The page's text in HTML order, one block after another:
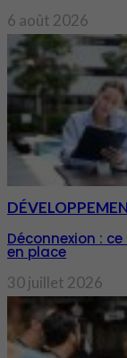
6 août 2026
Déconnexion :
en place
30 juillet 2026